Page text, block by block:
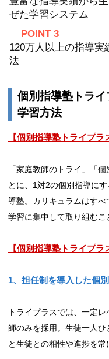
ぜた学習システム
POINT 3
120万人以上の指導実
法
個別指導塾トラ
学習方法
【個別指導塾トライプラ
「家庭教師のトライ」「
とに、1対2の個別指導に
導塾。カリキュラムはす
学習に集中して取り組むこ
【個別指導塾トライプラ
1、担任制を導入した個
トライプラスでは、一定
師のみを採用。生徒一人
と生徒との相性や進捗を常